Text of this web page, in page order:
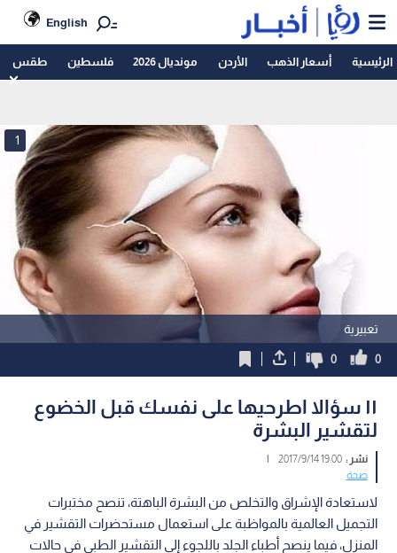
English
الرئيسية أسعار الذهب الأردن مونديال 2026 فلسطين طقس
تعبيرية
1
0
0
١١ سؤالا اطرحيها على نفسك قبل الخضوع
لتقشير البشرة
نشر :19:00 2017/9/14
|
صحة
لاستعادة الإشراق والتخلص من البشرة الباهتة، تنصح مختبرات
التجميل العالمية بالمواظبة على استعمال مستحضرات التقشير في
المنزل، فيما ينصح أطباء الجلد باللجوء إلى التقشير الطبي في حالات